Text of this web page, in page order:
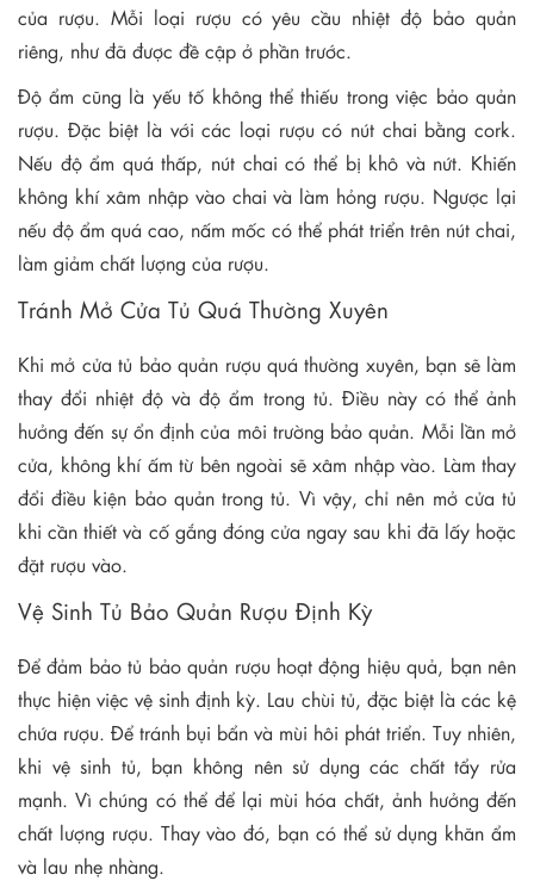
của rượu. Mỗi loại rượu có yêu cầu nhiệt độ bảo quản
riêng, như đã được đề cập ở phần trước.
Độ ẩm cũng là yếu tố không thể thiếu trong việc bảo quản
rượu. Đặc biệt là với các loại rượu có nút chai bằng cork.
Nếu độ ẩm quá thấp, nút chai có thể bị khô và nứt. Khiến
không khí xâm nhập vào chai và làm hỏng rượu. Ngược lại
nếu độ ẩm quá cao, nấm mốc có thể phát triển trên nút chai,
làm giảm chất lượng của rượu.
Tránh Mở Cửa Tủ Quá Thường Xuyên
Khi mở cửa tủ bảo quản rượu quá thường xuyên, bạn sẽ làm
thay đổi nhiệt độ và độ ẩm trong tủ. Điều này có thể ảnh
hưởng đến sự ổn định của môi trường bảo quản. Mỗi lần mở
cửa, không khí ấm từ bên ngoài sẽ xâm nhập vào. Làm thay
đổi điều kiện bảo quản trong tủ. Vì vậy, chỉ nên mở cửa tủ
khi cần thiết và cố gắng đóng cửa ngay sau khi đã lấy hoặc
đặt rượu vào.
Vệ Sinh Tủ Bảo Quản Rượu Định Kỳ
Để đảm bảo tủ bảo quản rượu hoạt động hiệu quả, bạn nên
thực hiện việc vệ sinh định kỳ. Lau chùi tủ, đặc biệt là các kệ
chứa rượu. Để tránh bụi bẩn và mùi hôi phát triển. Tuy nhiên,
khi vệ sinh tủ, bạn không nên sử dụng các chất tẩy rửa
mạnh. Vì chúng có thể để lại mùi hóa chất, ảnh hưởng đến
chất lượng rượu. Thay vào đó, bạn có thể sử dụng khăn ẩm
và lau nhẹ nhàng.